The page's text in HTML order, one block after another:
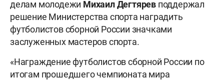
делам молодежи Михаил Дегтярев поддержал
решение Министерства спорта наградить
футболистов сборной России значками
заслуженных мастеров спорта.
«Награждение футболистов сборной России по
итогам прошедшего чемпионата мира